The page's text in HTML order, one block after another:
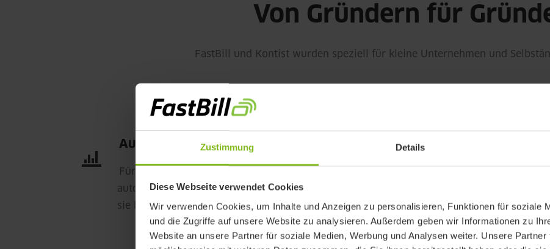
Zustimmung Details
Diese Webseite verwendet Cookies
Wir verwenden Cookies, um Inhalte und Anzeigen zu personalisieren, Funktionen für soziale
und die Zugriffe auf unsere Website zu analysieren. Außerdem geben wir Informationen zu
Website an unsere Partner für soziale Medien, Werbung und Analysen weiter. Unsere
Von Gründern für
FastBill und Kontist wurden speziell für kleine Unternehmen und
Automatische Rücklage
Für jede mit FastBill erstellte Rechnung legt Kontist
automatisch den passenden Steuerbetrag zurück, sobald
sie bezahlt wurde.
Nie wieder
Sobald du
erinnert dich
einzuscannen.